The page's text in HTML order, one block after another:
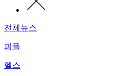
전체뉴스
피플
헬스